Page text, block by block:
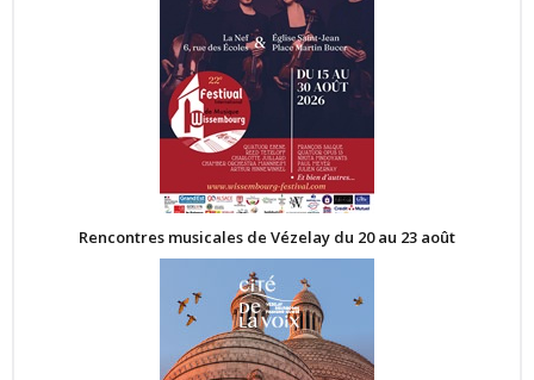
Rencontres musicales de Vézelay du 20 au 23 août